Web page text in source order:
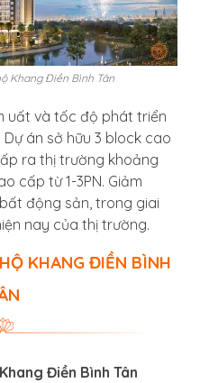
Khang Điền Bình Tân
uất và tốc độ phát triển
án sở hữu 3 block cao
ra thị trường khoảng
cấp từ 1-3PN. Giảm
động sản, trong giai
nay của thị trường.
KHANG ĐIỀN BÌNH
Điền Bình Tân